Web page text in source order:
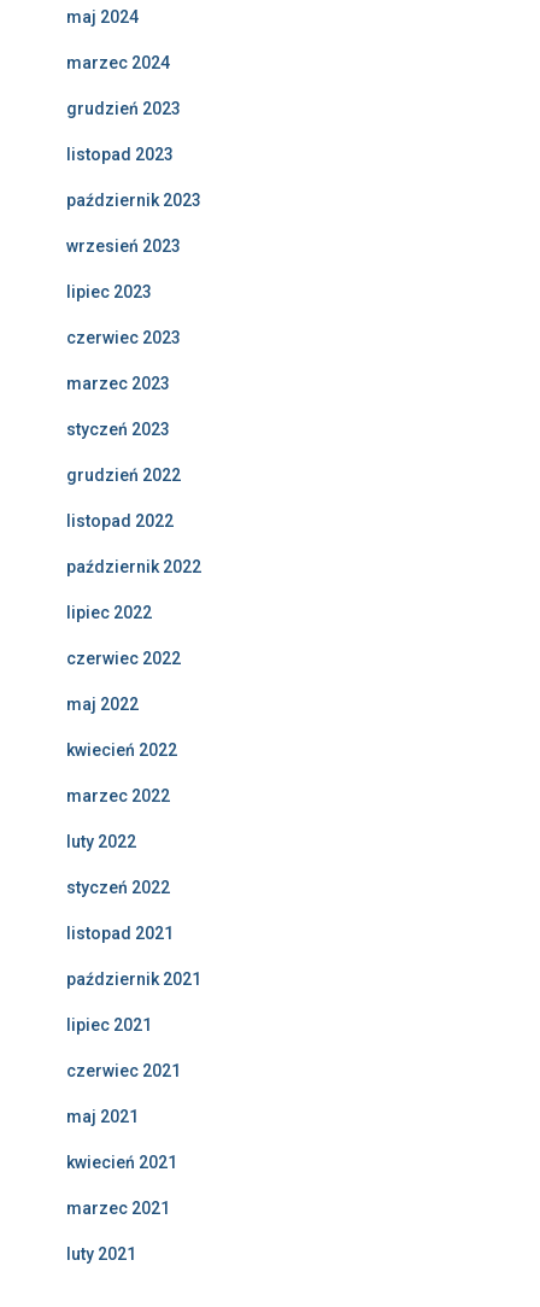
maj 2024
marzec 2024
grudzień 2023
listopad 2023
październik 2023
wrzesień 2023
lipiec 2023
czerwiec 2023
marzec 2023
styczeń 2023
grudzień 2022
listopad 2022
październik 2022
lipiec 2022
czerwiec 2022
maj 2022
kwiecień 2022
marzec 2022
luty 2022
styczeń 2022
listopad 2021
październik 2021
lipiec 2021
czerwiec 2021
maj 2021
kwiecień 2021
marzec 2021
luty 2021